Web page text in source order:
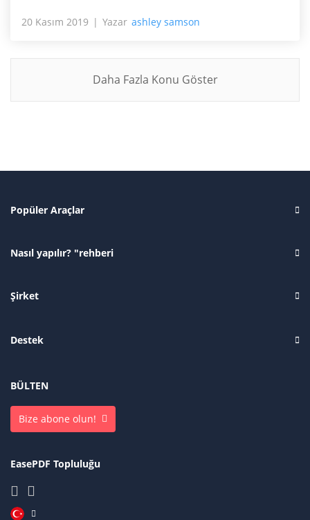
20 Kasım 2019 Yazar ashley samson
Daha Fazla Konu Göster
Popüler Araçlar
Nasıl yapılır? "rehberi
Şirket
Destek
BÜLTEN
Bize abone olun!
EasePDF Topluluğu